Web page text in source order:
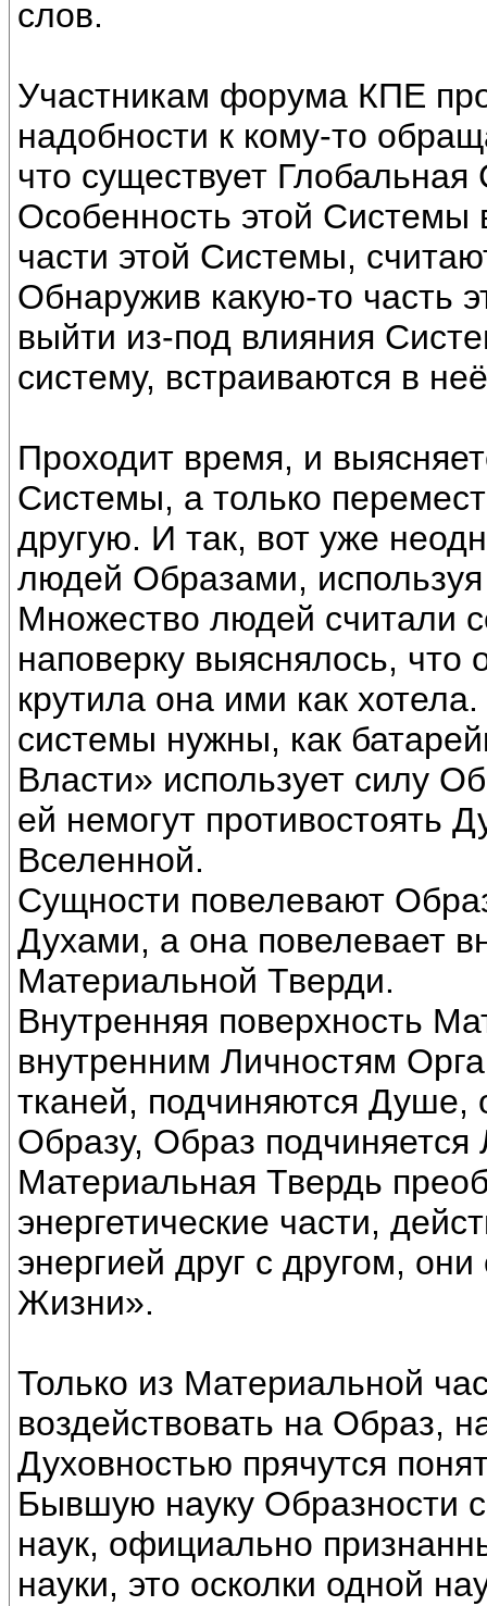
слов.
Участникам форума КПЕ
надобности к кому-то
что существует
Особенность этой
части этой Системы,
Обнаружив какую-то часть
выйти из-под влияния
систему, встраиваются в
Проходит время, и
Системы, а только
другую. И так, вот уже
людей Образами,
Множество людей считали
наповерку выяснялось,
крутила она ими как
системы нужны, как
Власти» использует силу
ей немогут противостоять
Вселенной.
Сущности повелевают
Духами, а она повелевает
Материальной Тверди.
Внутренняя поверхность
внутренним Личностям
тканей, подчиняются Душе,
Образу, Образ
Материальная Твердь
энергетические части,
энергией друг с другом,
Жизни».
Только из Материальной
воздействовать на Образ,
Духовностью прячутся
Бывшую науку Образности
наук, официально
науки, это осколки одной